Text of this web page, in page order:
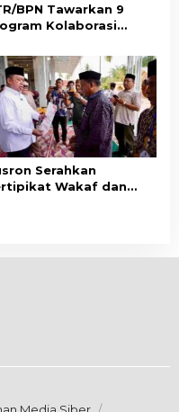
BPN Tawarkan 9
Kolaborasi
Perkuat Layanan
Serahkan
Wakaf dan
Media Siber